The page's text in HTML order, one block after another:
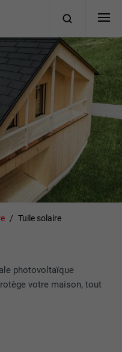
Tuile solaire
photovoltaïque
votre maison, tout